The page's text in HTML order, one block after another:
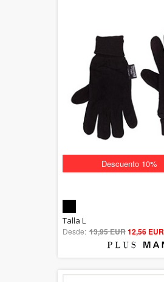
Descuento 10%
out of 5
Talla L
Desde: 13,95 EUR12,56 EUR